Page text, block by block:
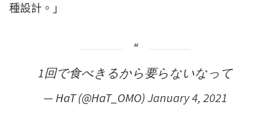
種設計。」
1回で食べきるから要らないなって
— HaT (@HaT_OMO)January 4, 2021